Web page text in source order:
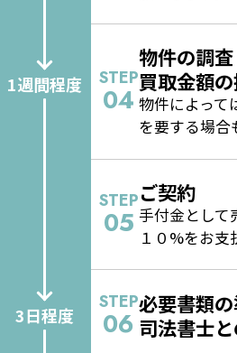
1週間程度
3日程度
STEP
04
物件の調査
買取金額
物件によって
を要する場合
STEP
05
ご契約
手付金として
１０%をお支
STEP
06
必要書類の
司法書士